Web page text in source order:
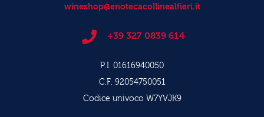
wineshop@enotecacollinealfieri.it
+39 327 0839 614
P.I. 01616940050
C.F. 92054750051
Codice univoco W7YVJK9